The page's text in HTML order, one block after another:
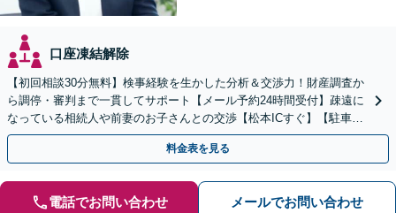
口座凍結解除
【初回相談30分無料】検事経験を生かした分析＆交渉力！財産調査か
ら調停・審判まで一貫してサポート【メール予約24時間受付】疎遠に
なっている相続人や前妻のお子さんとの交渉【松本ICすぐ】【駐車場
あり】話しやすい雰囲気の事務所
料金表を見る
電話でお問い合わせ メールでお問い合わせ